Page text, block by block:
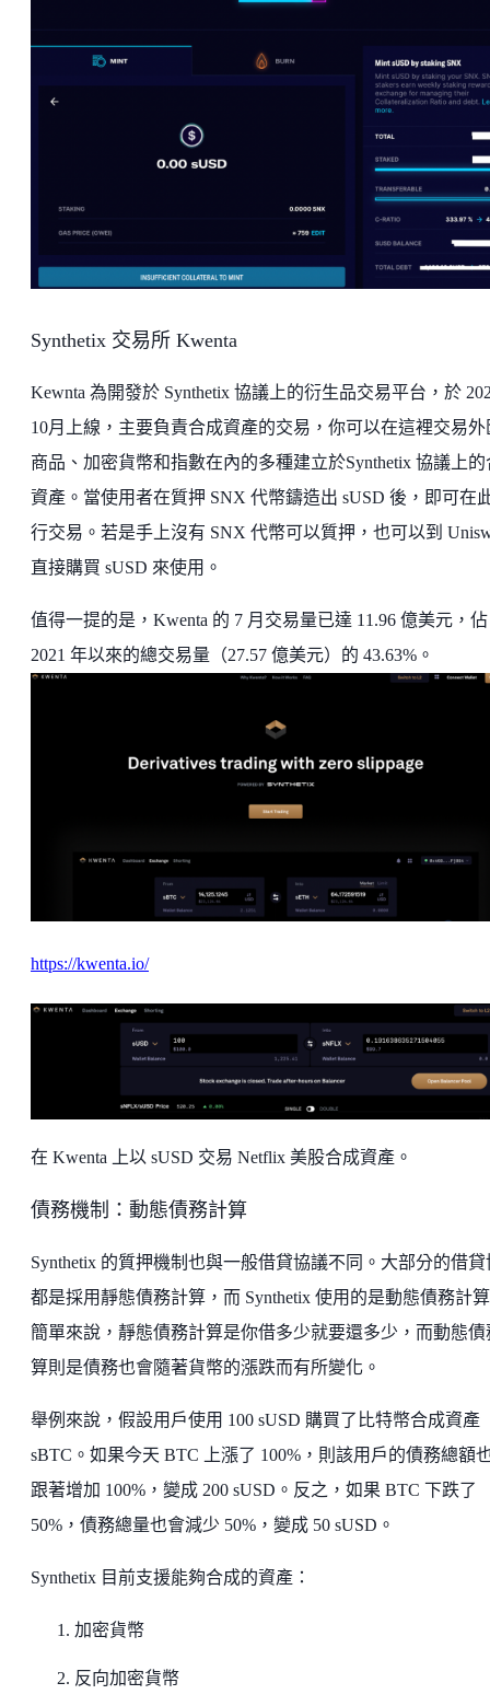
Synthetix 交易所 Kwenta
Kewnta 為開發於 Synthetix 協議上的衍生品交易平台，於
10月上線，主要負責合成資產的交易，你可以在這裡交易外
商品、加密貨幣和指數在內的多種建立於Synthetix 協議上的
資產。當使用者在質押 SNX 代幣鑄造出 sUSD 後，即可在
行交易。若是手上沒有 SNX 代幣可以質押，也可以到
直接購買 sUSD 來使用。
值得一提的是，Kwenta 的 7 月交易量已達 11.96 億美元，佔
2021 年以來的總交易量（27.57 億美元）的 43.63%。
https://kwenta.io/
在 Kwenta 上以 sUSD 交易 Netflix 美股合成資產。
債務機制：動態債務計算
Synthetix 的質押機制也與一般借貸協議不同。大部分的借貸
都是採用靜態債務計算，而 Synthetix 使用的是動態債務計
簡單來說，靜態債務計算是你借多少就要還多少，而動態債
算則是債務也會隨著貨幣的漲跌而有所變化。
舉例來說，假設用戶使用 100 sUSD 購買了比特幣合成資產
sBTC。如果今天 BTC 上漲了 100%，則該用戶的債務總額
跟著增加 100%，變成 200 sUSD。反之，如果 BTC 下跌了
50%，債務總量也會減少 50%，變成 50 sUSD。
Synthetix 目前支援能夠合成的資產：
加密貨幣
反向加密貨幣